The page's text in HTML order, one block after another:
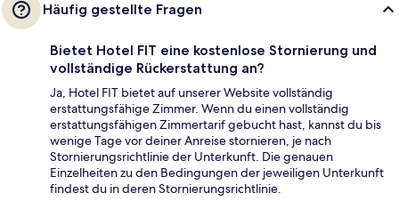
Häufig gestellte Fragen
Bietet Hotel FIT eine kostenlose Stornierung und
vollständige Rückerstattung an?
Ja, Hotel FIT bietet auf unserer Website vollständig
erstattungsfähige Zimmer. Wenn du einen vollständig
erstattungsfähigen Zimmertarif gebucht hast, kannst du bis
wenige Tage vor deiner Anreise stornieren, je nach
Stornierungsrichtlinie der Unterkunft. Die genauen
Einzelheiten zu den Bedingungen der jeweiligen Unterkunft
findest du in deren Stornierungsrichtlinie.